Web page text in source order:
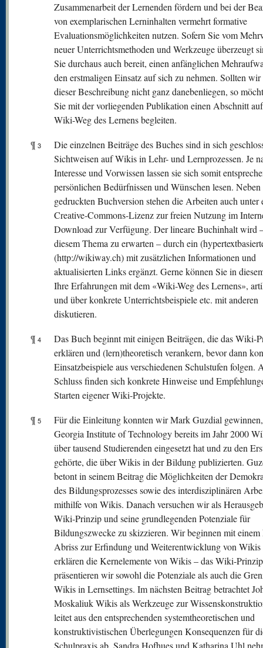
Zusammenarbeit der Lernenden fördern und bei der
von exemplarischen Lerninhalten vermehrt formative
Evaluationsmöglichkeiten nutzen. Sofern Sie vom
neuer Unterrichtsmethoden und Werkzeuge überzeugt
Sie durchaus auch bereit, einen anfänglichen
den erstmaligen Einsatz auf sich zu nehmen. Sollten
dieser Beschreibung nicht ganz danebenliegen, so
Sie mit der vorliegenden Publikation einen Abschnitt
Wiki-Weg des Lernens begleiten.
¶ 3
Die einzelnen Beiträge des Buches sind in sich
Sichtweisen auf Wikis in Lehr- und Lernprozessen. Je
Interesse und Vorwissen lassen sie sich somit
persönlichen Bedürfnissen und Wünschen lesen. Neben
gedruckten Buchversion stehen die Arbeiten auch unter
Creative-Commons-Lizenz zur freien Nutzung im
Download zur Verfügung. Der lineare Buchinhalt wird
diesem Thema zu erwarten – durch ein
(http://wikiway.ch) mit zusätzlichen Informationen und
aktualisierten Links ergänzt. Gerne können Sie in
Ihre Erfahrungen mit dem «Wiki-Weg des Lernens»,
und über konkrete Unterrichtsbeispiele etc. mit anderen
diskutieren.
¶ 4
Das Buch beginnt mit einigen Beiträgen, die das Wiki-
erklären und (lern)theoretisch verankern, bevor dann
Einsatzbeispiele aus verschiedenen Schulstufen folgen.
Schluss finden sich konkrete Hinweise und
Starten eigener Wiki-Projekte.
¶ 5
Für die Einleitung konnten wir Mark Guzdial
Georgia Institute of Technology bereits im Jahr 2000
über tausend Studierenden eingesetzt hat und zu den
gehörte, die über Wikis in der Bildung publizierten.
betont in seinem Beitrag die Möglichkeiten der
des Bildungsprozesses sowie des interdisziplinären
mithilfe von Wikis. Danach versuchen wir als
Wiki-Prinzip und seine grundlegenden Potenziale für
Bildungszwecke zu skizzieren. Wir beginnen mit einem
Abriss zur Erfindung und Weiterentwicklung von Wikis
erklären die Kernelemente von Wikis – das Wiki-
präsentieren wir sowohl die Potenziale als auch die
Wikis in Lernsettings. Im nächsten Beitrag betrachtet
Moskaliuk Wikis als Werkzeuge zur
leitet aus den entsprechenden systemtheoretischen und
konstruktivistischen Überlegungen Konsequenzen für
Schulpraxis ab. Sandra Hofhues und Katharina Uhl